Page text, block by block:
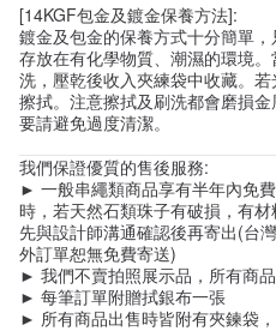
[14KGF包金及鍍金保養方法]:
鍍金及包金的保養方式十分簡單
存放在有化學物質、潮濕的環境
洗，壓乾後收入夾練袋中收藏。
擦拭。注意擦拭及刷洗都會磨損
要請避免過度清潔。
我們保證優質的售後服務:
► 一般串繩類商品享有半年內免
時，若天然石類珠子有破損，有
先與設計師溝通確認後再寄出(台
外訂單恕無免費寄送)
► 我們不賣拍照展示品，所有商
► 每筆訂單附贈拭銀布一張
► 所有商品出售時皆附有夾鍊袋